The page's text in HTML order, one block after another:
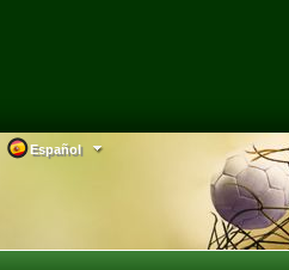
Español